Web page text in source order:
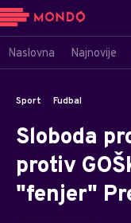
Naslovna Najnovije
Sport Fudbal
Sloboda
protiv
"fenjer"